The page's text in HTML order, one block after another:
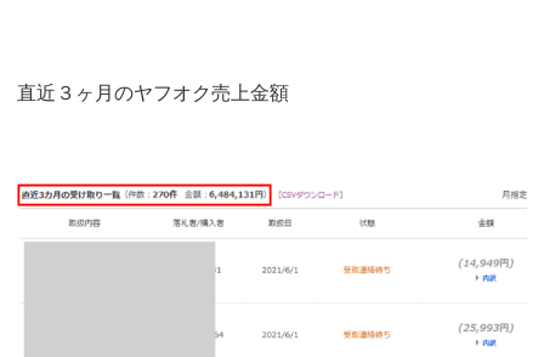
直近３ヶ月のヤフオク売上金額